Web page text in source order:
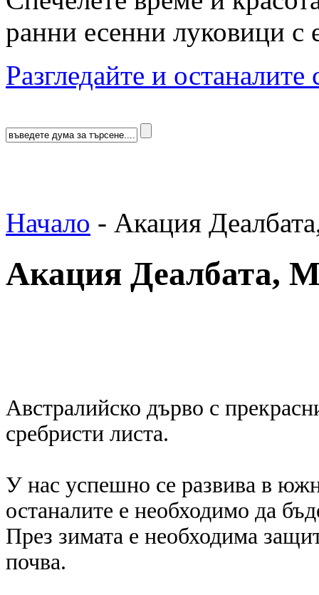
ранни есенни луковици с
Разгледайте и останалите
Начало - Акация
Акация Деалбата,
Австралийско дърво с
сребристи листа.
У нас успешно се развива в
останалите е необходимо да
През зимата е необходима
почва.